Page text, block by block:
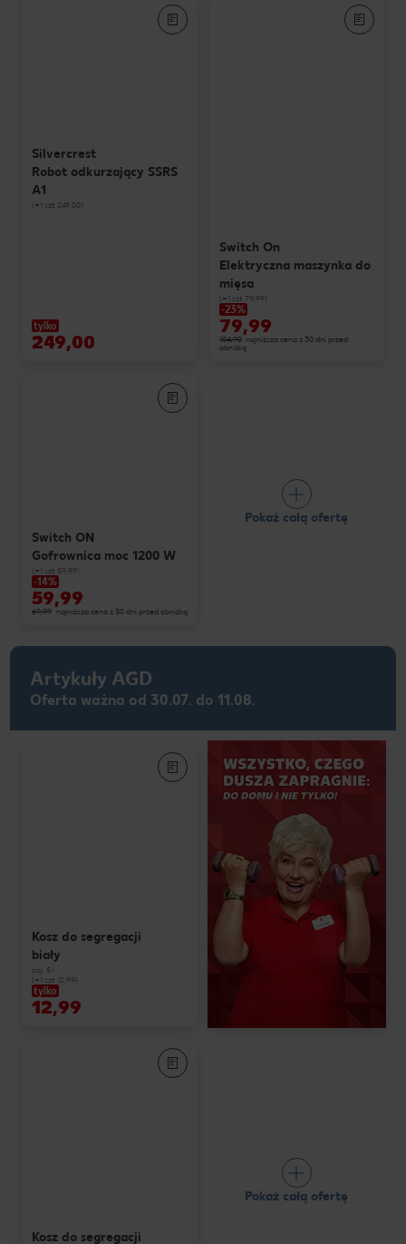
Silvercrest
Robot odkurzający SSRS
A1
(=1 szt 249,00)
tylko
249,00
Switch On
Elektryczna maszynka do
mięsa
(=1 szt 79,99)
-23%
79,99
104,90 najniższa cena z 30 dni przed
obniżką
Switch ON
Gofrownica moc 1200 W
(=1 szt 59,99)
-14%
59,99
69,99 najniższa cena z 30 dni przed obniżką
Pokaż całą ofertę
Artykuły AGD
Oferta ważna od 30.07. do 11.08.
Kosz do segregacji
biały
poj. 5 l
(=1 szt 12,99)
tylko
12,99
Kosz do segregacji
Pokaż całą ofertę